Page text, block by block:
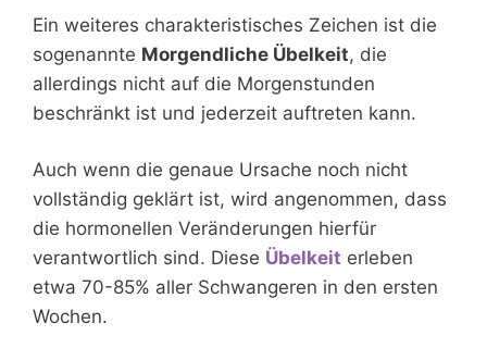
Ein weiteres charakteristisches Zeichen ist die
sogenannte Morgendliche Übelkeit, die
allerdings nicht auf die Morgenstunden
beschränkt ist und jederzeit auftreten kann.
Auch wenn die genaue Ursache noch nicht
vollständig geklärt ist, wird angenommen, dass
die hormonellen Veränderungen hierfür
verantwortlich sind. Diese Übelkeit erleben
etwa 70-85% aller Schwangeren in den ersten
Wochen.